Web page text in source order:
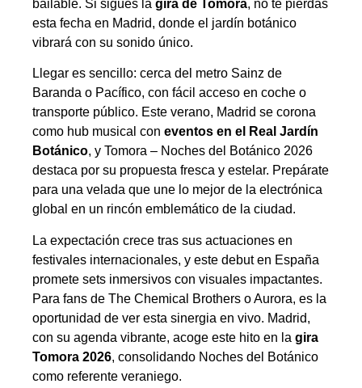
bailable. Si sigues la gira de Tomora, no te pierdas
esta fecha en Madrid, donde el jardín botánico
vibrará con su sonido único.
Llegar es sencillo: cerca del metro Sainz de
Baranda o Pacífico, con fácil acceso en coche o
transporte público. Este verano, Madrid se corona
como hub musical con eventos en el Real Jardín
Botánico, y Tomora – Noches del Botánico 2026
destaca por su propuesta fresca y estelar. Prepárate
para una velada que une lo mejor de la electrónica
global en un rincón emblemático de la ciudad.
La expectación crece tras sus actuaciones en
festivales internacionales, y este debut en España
promete sets inmersivos con visuales impactantes.
Para fans de The Chemical Brothers o Aurora, es la
oportunidad de ver esta sinergia en vivo. Madrid,
con su agenda vibrante, acoge este hito en la gira
Tomora 2026, consolidando Noches del Botánico
como referente veraniego.